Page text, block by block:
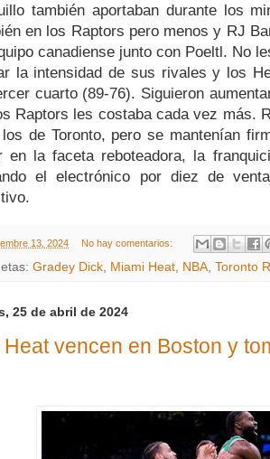
también aportaban durante los
en los Raptors pero menos y RJ
canadiense junto con Poeltl. No
la intensidad de sus rivales y los
cuarto (89-76). Siguieron
Raptors les costaba cada vez más.
de Toronto, pero se mantenían
en la faceta reboteadora, la
el electrónico por diez de
13, 2024 No hay comentarios:
Gradey Dick, Miami Heat, NBA, Toronto
25 de abril de 2024
Heat vencen en Boston y